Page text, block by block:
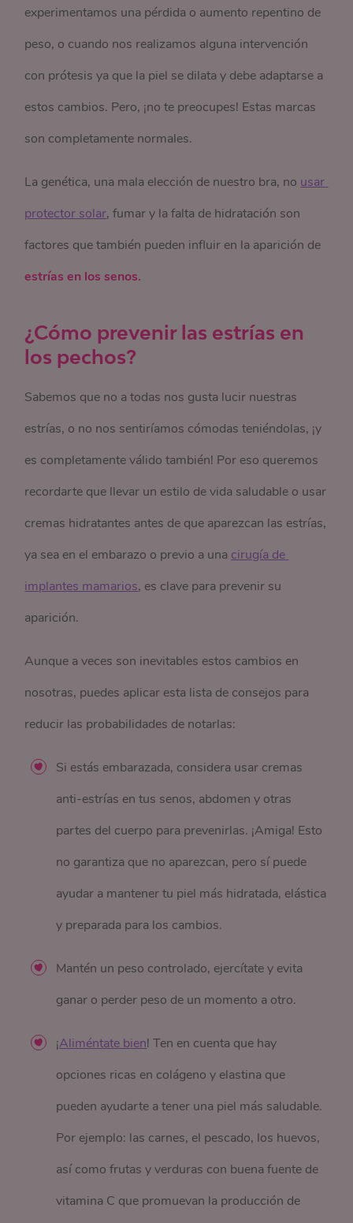
experimentamos una pérdida o aumento repentino de
peso, o cuando nos realizamos alguna intervención
con prótesis ya que la piel se dilata y debe adaptarse a
estos cambios. Pero, ¡no te preocupes! Estas marcas
son completamente normales.
La genética, una mala elección de nuestro bra, no usar
protector solar, fumar y la falta de hidratación son
factores que también pueden influir en la aparición de
estrías en los senos.
¿Cómo prevenir las estrías en
los pechos?
Sabemos que no a todas nos gusta lucir nuestras
estrías, o no nos sentiríamos cómodas teniéndolas, ¡y
es completamente válido también! Por eso queremos
recordarte que llevar un estilo de vida saludable o usar
cremas hidratantes antes de que aparezcan las estrías,
ya sea en el embarazo o previo a una cirugía de
implantes mamarios, es clave para prevenir su
aparición.
Aunque a veces son inevitables estos cambios en
nosotras, puedes aplicar esta lista de consejos para
reducir las probabilidades de notarlas:
Si estás embarazada, considera usar cremas
anti-estrías en tus senos, abdomen y otras
partes del cuerpo para prevenirlas. ¡Amiga! Esto
no garantiza que no aparezcan, pero sí puede
ayudar a mantener tu piel más hidratada, elástica
y preparada para los cambios.
Mantén un peso controlado, ejercítate y evita
ganar o perder peso de un momento a otro.
¡Aliméntate bien! Ten en cuenta que hay
opciones ricas en colágeno y elastina que
pueden ayudarte a tener una piel más saludable.
Por ejemplo: las carnes, el pescado, los huevos,
así como frutas y verduras con buena fuente de
vitamina C que promuevan la producción de